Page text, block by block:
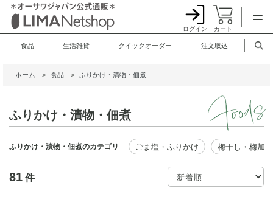
ログイン カート
食品 生活雑貨 クイックオーダー 注文取込
ホーム > 食品 > ふりかけ・漬物・佃煮
ふりかけ・漬物・佃煮
ふりかけ・漬物・佃煮のカテゴリ ごま塩・ふりかけ 梅干し・梅加
81 件